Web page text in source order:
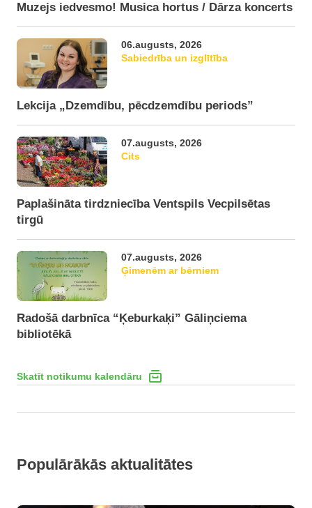
Muzejs iedvesmo! Musica hortus / Dārza koncerts
06.augusts, 2026
Sabiedrība un izglītība
Lekcija „Dzemdību, pēcdzemdību periods”
07.augusts, 2026
Cits
Paplašināta tirdzniecība Ventspils Vecpilsētas
tirgū
07.augusts, 2026
Ģimenēm ar bērniem
Radošā darbnīca “Ķeburkaķi” Gāliņciema
bibliotēkā
Skatīt notikumu kalendāru
Populārākās aktualitātes